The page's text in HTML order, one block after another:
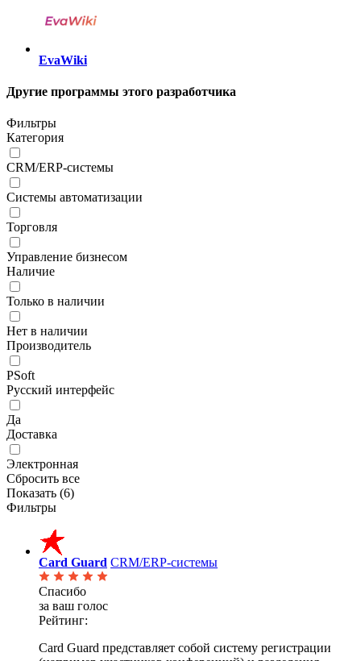
EvaWiki
Другие программы этого разработчика
Фильтры
Категория
CRM/ERP-системы
Системы автоматизации
Торговля
Управление бизнесом
Наличие
Только в наличии
Нет в наличии
Производитель
PSoft
Русский интерфейс
Да
Доставка
Электронная
Сбросить все
Показать (6)
Фильтры
Card Guard CRM/ERP-системы
Спасибо
за ваш голос
Рейтинг:
Card Guard представляет собой систему регистрации